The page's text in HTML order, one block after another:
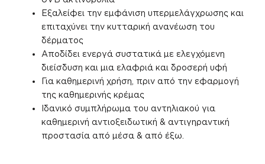
Εξαλείφει την εμφάνιση υπερμελάγχρωσης και
επιταχύνει την κυτταρική ανανέωση του
δέρματος
Αποδίδει ενεργά συστατικά με ελεγχόμενη
διείσδυση και μια ελαφριά και δροσερή υφή
Για καθημερινή χρήση, πριν από την εφαρμογή
της καθημερινής κρέμας
Ιδανικό συμπλήρωμα του αντηλιακού για
καθημερινή αντιοξειδωτική & αντιγηραντική
προστασία από μέσα & από έξω.